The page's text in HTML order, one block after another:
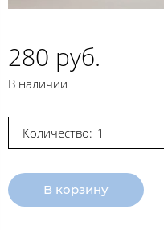
280 руб.
В наличии
Количество:
В корзину